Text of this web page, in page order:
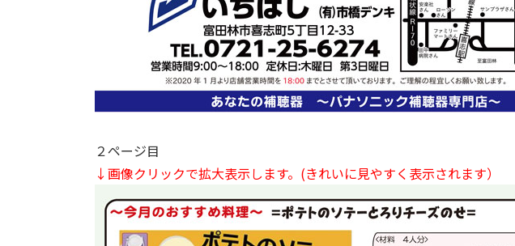
２ページ目
↓画像クリックで拡大表示します。 (きれいに見やすく表示されます）